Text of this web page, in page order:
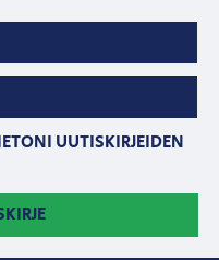
UUTISKIRJEIDEN